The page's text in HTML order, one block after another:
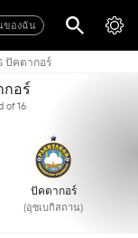
ของฉัน
ปัคตากอร์
กอร์
of 16
ปัคตากอร์
(อุซเบกิสถาน)